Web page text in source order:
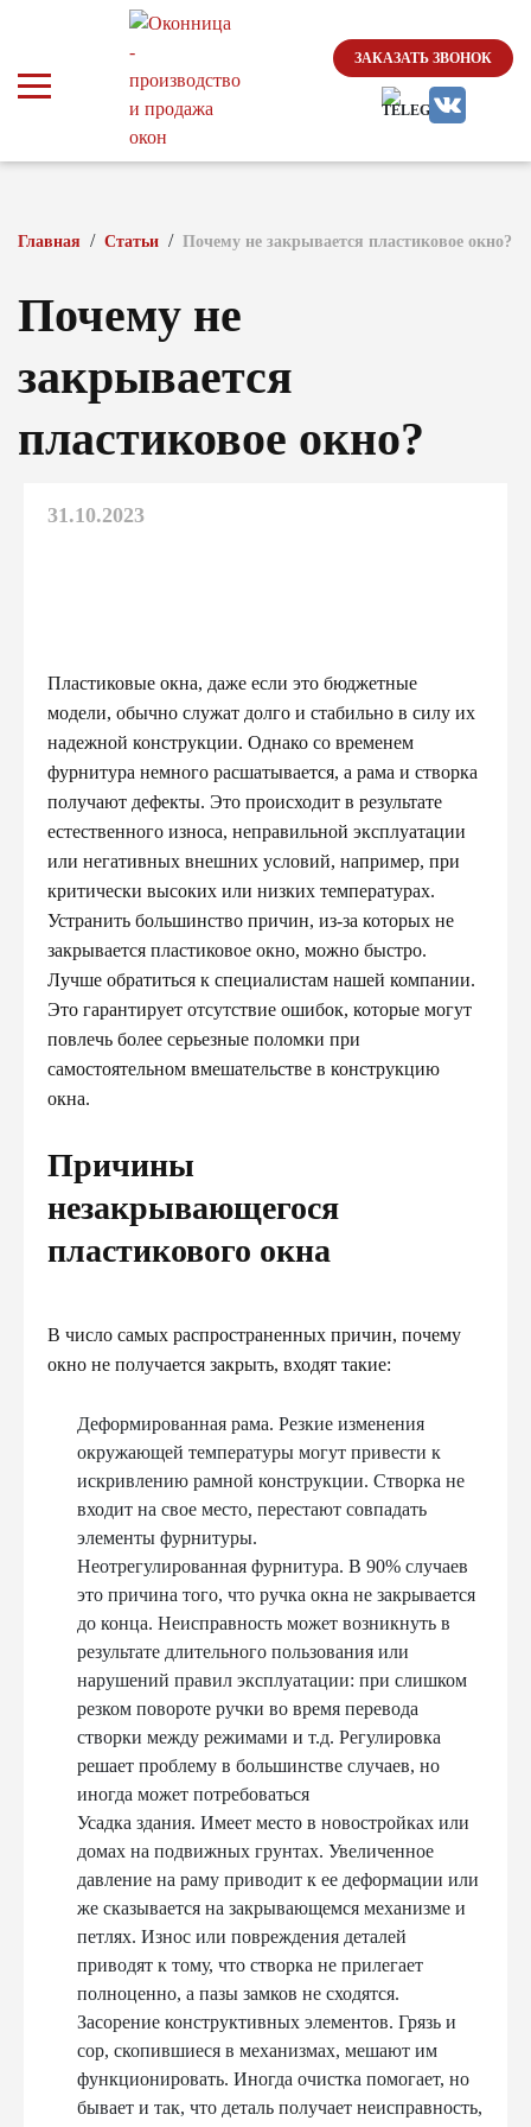
ЗАКАЗАТЬ ЗВОНОК
Главная / Статьи / Почему не закрывается пластиковое окно?
Почему не
закрывается
пластиковое окно?
31.10.2023
Пластиковые окна, даже если это бюджетные
модели, обычно служат долго и стабильно в силу их
надежной конструкции. Однако со временем
фурнитура немного расшатывается, а рама и створка
получают дефекты. Это происходит в результате
естественного износа, неправильной эксплуатации
или негативных внешних условий, например, при
критически высоких или низких температурах.
Устранить большинство причин, из-за которых не
закрывается пластиковое окно, можно быстро.
Лучше обратиться к специалистам нашей компании.
Это гарантирует отсутствие ошибок, которые могут
повлечь более серьезные поломки при
самостоятельном вмешательстве в конструкцию
окна.
Причины
незакрывающегося
пластикового окна
В число самых распространенных причин, почему
окно не получается закрыть, входят такие:
Деформированная рама. Резкие изменения
окружающей температуры могут привести к
искривлению рамной конструкции. Створка не
входит на свое место, перестают совпадать
элементы фурнитуры.
Неотрегулированная фурнитура. В 90% случаев
это причина того, что ручка окна не закрывается
до конца. Неисправность может возникнуть в
результате длительного пользования или
нарушений правил эксплуатации: при слишком
резком повороте ручки во время перевода
створки между режимами и т.д. Регулировка
решает проблему в большинстве случаев, но
иногда может потребоваться
Усадка здания. Имеет место в новостройках или
домах на подвижных грунтах. Увеличенное
давление на раму приводит к ее деформации или
же сказывается на закрывающемся механизме и
петлях. Износ или повреждения деталей
приводят к тому, что створка не прилегает
полноценно, а пазы замков не сходятся.
Засорение конструктивных элементов. Грязь и
сор, скопившиеся в механизмах, мешают им
функционировать. Иногда очистка помогает, но
бывает и так, что деталь получает неисправность,